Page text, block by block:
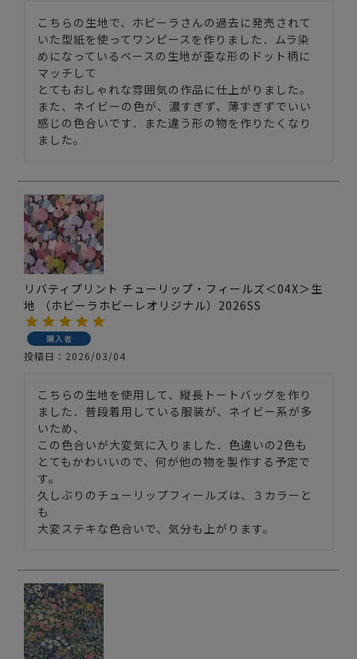
こちらの生地で、ホビーラさんの過去に発売されて
いた型紙を使ってワンピースを作りました．ムラ染
めになっているベースの生地が歪な形のドット柄に
マッチして
とてもおしゃれな雰囲気の作品に仕上がりました。
また、ネイビーの色が、濃すぎず、薄すぎずでいい
感じの色合いです．また違う形の物を作りたくなり
ました。
リバティプリント チューリップ・フィールズ＜04X＞生
地 （ホビーラホビーレオリジナル）2026SS
購入者
投稿日 2026/03/04
こちらの生地を使用して、縦長トートバッグを作り
ました．普段着用している服装が、ネイビー系が多
いため、
この色合いが大変気に入りました．色違いの2色も
とてもかわいいので、何が他の物を製作する予定で
す。
久しぶりのチューリップフィールズは、３カラーと
も
大変ステキな色合いで、気分も上がります。